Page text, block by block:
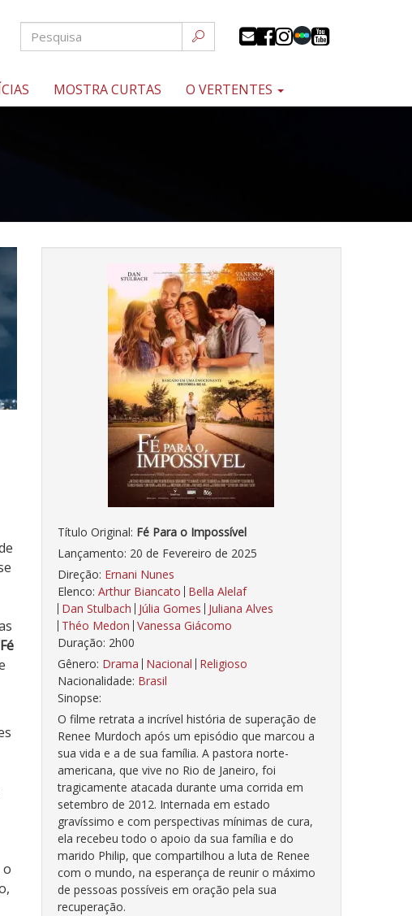
MOSTRA CURTAS O VERTENTES
Título Original: Fé Para o Impossível
Lançamento: 20 de Fevereiro de 2025
Direção: Ernani Nunes
Elenco: Arthur Biancato Bella Alelaf
Dan Stulbach Júlia Gomes Juliana Alves
Théo Medon Vanessa Giácomo
Duração: 2h00
Gênero: Drama Nacional Religioso
Nacionalidade: Brasil
Sinopse:
O filme retrata a incrível história de superação de
Renee Murdoch após um episódio que marcou a
sua vida e a de sua família. A pastora norte-
americana, que vive no Rio de Janeiro, foi
tragicamente atacada durante uma corrida em
setembro de 2012. Internada em estado
gravíssimo e com perspectivas mínimas de cura,
ela recebeu todo o apoio da sua família e do
marido Philip, que compartilhou a luta de Renee
com o mundo, na esperança de reunir o máximo
de pessoas possíveis em oração pela sua
recuperação.
o